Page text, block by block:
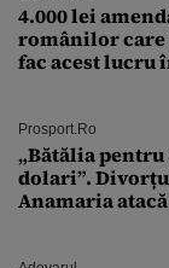
4.000 lei
românilor care
fac acest lucru
Prosport.ro
„Bătălia pentru
dolari”.
Anamaria